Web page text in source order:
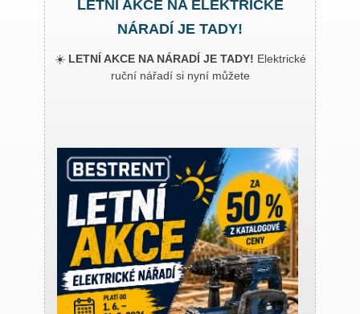
LETNÍ AKCE NA ELEKTRICKÉ
NÁRADÍ JE TADY!
☀️ LETNÍ AKCE NA NÁRADÍ JE TADY! Elektrické
ruční nářadí si nyní můžete